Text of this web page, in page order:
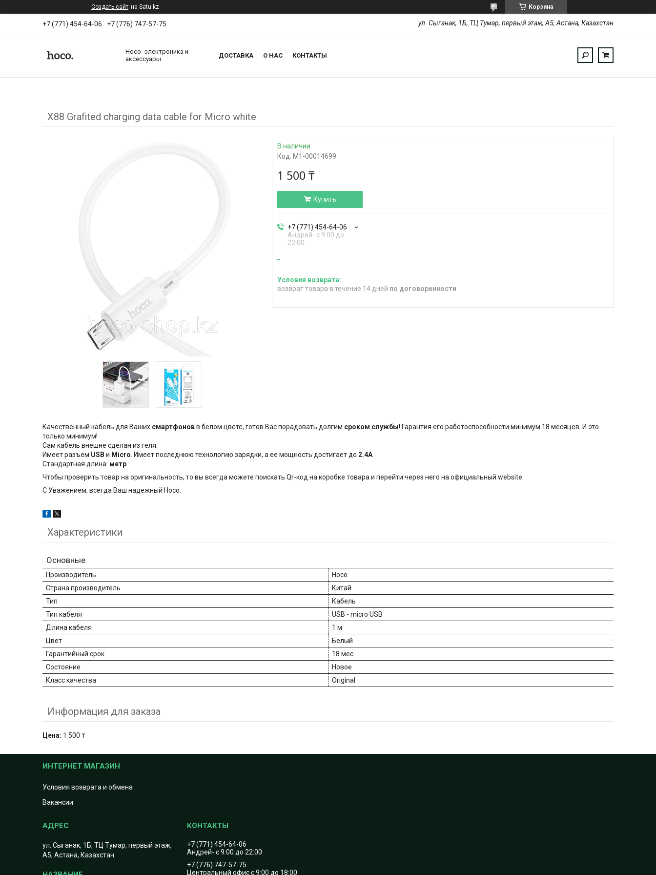
Создать сайт на Satu.kz Корзина
+7 (771) 454-64-06 +7 (776) 747-57-75 ул. Сыганак, 1Б, ТЦ Тумар, первый этаж, А5, Астана, Казахстан
Hoco- электроника и
аксессуары
ДОСТАВКА О НАС КОНТАКТЫ
X88 Grafited charging data cable for Micro white
В наличии
Код: М1-00014699
1 500 ₸
Купить
+7 (771) 454-64-06
Андрей- с 9:00 до
22:00
возврат товара в течение 14 дней по договоренности
Качественный кабель для Ваших смартфоновв белом цвете, готов Вас порадовать долгим сроком службы! Гарантия его работоспособности минимум 18 месяцев. И это
только минимум!
Сам кабель внешне сделан из геля.
Имеет разъем USB и Micro. Имеет последнюю технологию зарядки, а ее мощность достигает до 2.4А.
Стандартная длина: метр.
Чтобы проверить товар на оригинальность, то вы всегда можете поискать Qr-код на коробке товара и перейти через него на официальный website.
С Уважением, всегда Ваш надежный Hoco.
Характеристики
Основные
Производитель
Hoco
Страна производитель
Китай
Тип
Кабель
Тип кабеля
USB - micro USB
Длина кабеля
1 м
Цвет
Белый
Гарантийный срок
18 мес
Состояние
Новое
Класс качества
Original
Информация для заказа
Цена: 1 500 ₸
ИНТЕРНЕТ МАГАЗИН
Условия возврата и обмена
Вакансии
ул. Сыганак, 1Б, ТЦ Тумар, первый этаж,
А5, Астана, Казахстан
+7 (771) 454-64-06
Андрей- с 9:00 до 22:00
+7 (776) 747-57-75
Центральный офис с 9:00 до 18:00